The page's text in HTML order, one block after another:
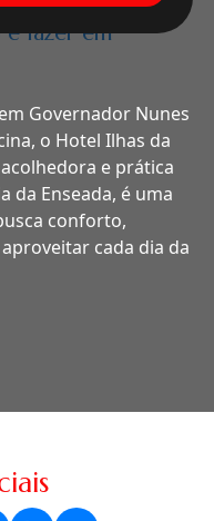
lazer em
Governador Nunes
o Hotel Ilhas da
e prática
da Enseada, é uma
conforto,
cada dia da